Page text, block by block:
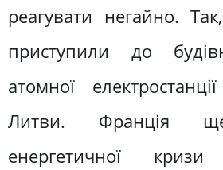
реагувати негайно.
приступили до
атомної
Литви. Франція
енергетичної